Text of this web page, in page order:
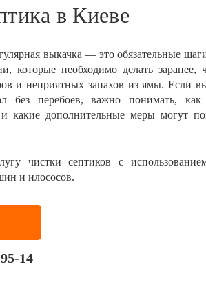
в Киеве
выкачка — это обязательные
которые необходимо делать заранее,
и неприятных запахов из ямы. Если
без перебоев, важно понимать, как
и какие дополнительные меры могут
чистки септиков с
и илососов.
14